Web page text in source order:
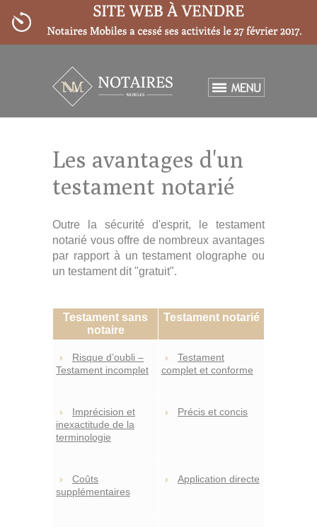
SERVICES»
TARIFS »
PARTENAIRES
BLOG
Les avantages d'un
testament notarié
Outre la sécurité d'esprit, le testament
notarié vous offre de nombreux avantages
par rapport à un testament olographe ou
un testament dit "gratuit".
Testament sans
notaire
Testament notarié
Risque d’oubli –
Testament incomplet
Testament
complet et conforme
Imprécision et
inexactitude de la
terminologie
Précis et concis
Coûts
supplémentaires
Application directe